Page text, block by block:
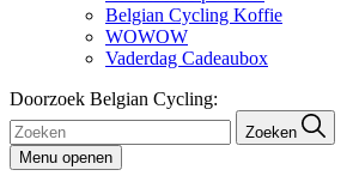
Belgian Cycling Koffie
WOWOW
Vaderdag Cadeaubox
Doorzoek Belgian Cycling:
Zoeken
Menu openen